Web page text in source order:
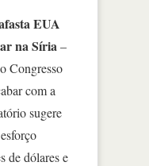
EUA
na Síria–
Congresso
com a
sugere
de dólares e